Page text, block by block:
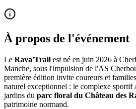
À propos de l'événement
Le Rava'Trail est né en juin 2026 à
Manche, sous l'impulsion de l'AS
première édition invite coureurs et
naturel exceptionnel : le complexe sportif
jardins du parc floral du Château des
patrimoine normand.